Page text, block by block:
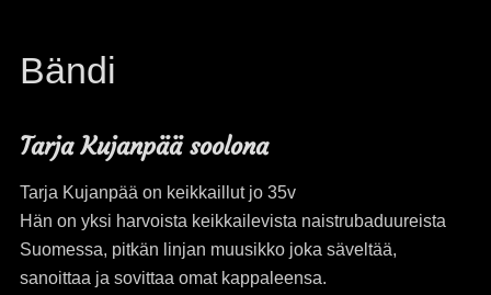
Bändi
Tarja Kujanpää soolona
Tarja Kujanpää on keikkaillut jo 35v
Hän on yksi harvoista keikkailevista naistrubaduureista
Suomessa, pitkän linjan muusikko joka säveltää,
sanoittaa ja sovittaa omat kappaleensa.